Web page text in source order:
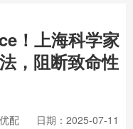
！上海科学家
，阻断致命性
配
日期：2025-07-11